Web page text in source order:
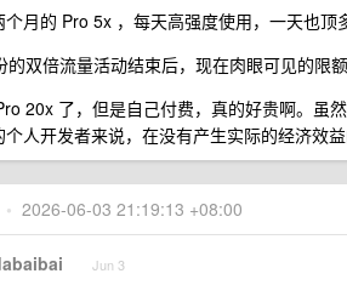
个月的 Pro 5x ，每天高强度使用，一天也顶
的双倍流量活动结束后，现在肉眼可见的限
20x 了，但是自己付费，真的好贵啊。虽
人开发者来说，在没有产生实际的经济效益
• 2026-06-03 21:19:13 +08:00
Jun 3